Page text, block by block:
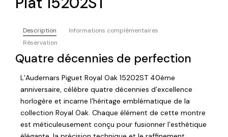
Description
Informations complémentaires
Réservation
Quatre décennies de perfection
L’Audemars Piguet Royal Oak 15202ST 40ème
anniversaire, célèbre quatre décennies d’excellence
horlogère et incarne l’héritage emblématique de la
collection Royal Oak. Chaque élément de cette montre
est méticuleusement conçu pour fusionner l’esthétique